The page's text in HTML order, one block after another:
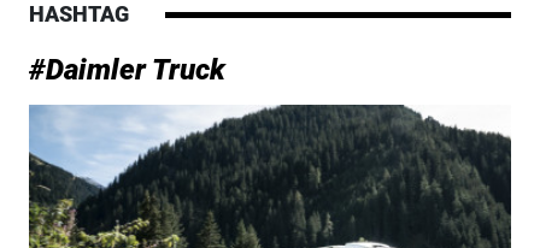
HASHTAG
#Daimler Truck